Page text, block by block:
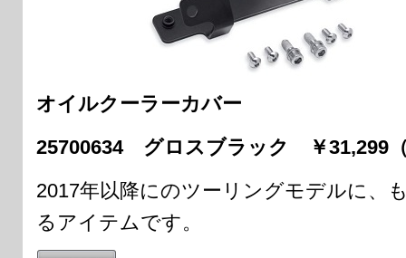
オイルクーラーカバー
25700634 グロスブラック ￥31,299
2017年以降にのツーリングモデルに、
るアイテムです。